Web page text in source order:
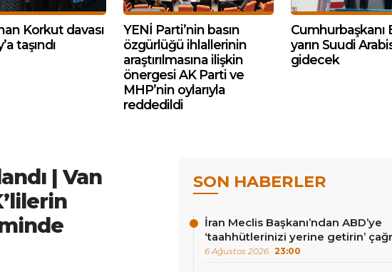
Korkut davası
taşındı
YENİ Parti’nin basın
özgürlüğü ihlallerinin
araştırılmasına ilişkin
önergesi AK Parti ve
MHP’nin oylarıyla
reddedildi
Cumhurbaşkanı
yarın Suudi
gidecek
| Van
SON HABERLER
İran Meclis Başkanı’ndan ABD’ye
‘taahhütlerinizi yerine getirin’
6 Ağustos 2026 23:00